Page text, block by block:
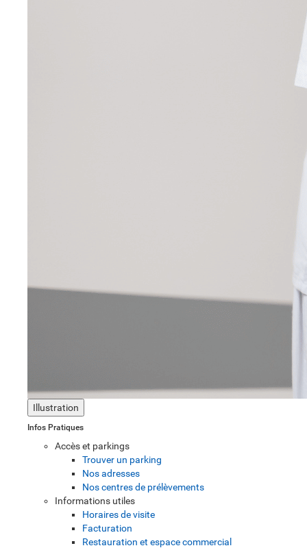
Illustration
Infos Pratiques
Accès et parkings
Trouver un parking
Nos adresses
Nos centres de prélèvements
Informations utiles
Horaires de visite
Facturation
Restauration et espace commercial